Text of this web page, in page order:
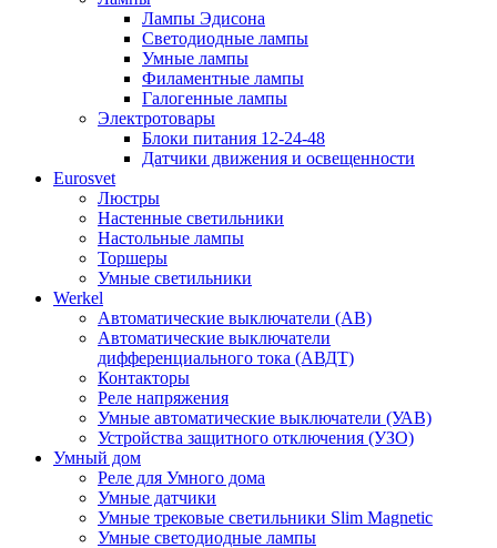
Лампы Эдисона
Светодиодные лампы
Умные лампы
Филаментные лампы
Галогенные лампы
Электротовары
Блоки питания 12-24-48
Датчики движения и освещенности
Eurosvet
Люстры
Настенные светильники
Настольные лампы
Торшеры
Умные светильники
Werkel
Автоматические выключатели (АВ)
Автоматические выключатели
дифференциального тока (АВДТ)
Контакторы
Реле напряжения
Умные автоматические выключатели (УАВ)
Устройства защитного отключения (УЗО)
Умный дом
Реле для Умного дома
Умные датчики
Умные трековые светильники Slim Magnetic
Умные светодиодные лампы